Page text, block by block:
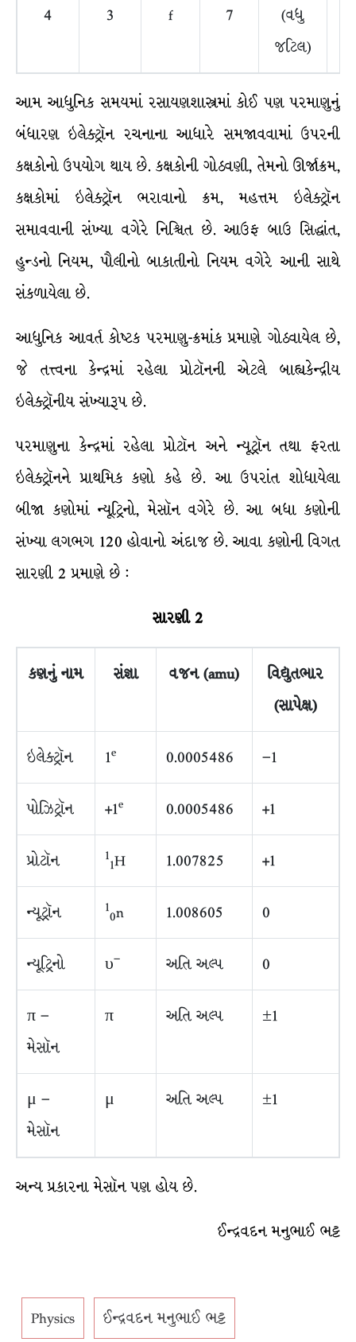
4 3 f 7
(વધુ
જટિલ)
આમ આધુનિક સમયમાં રસાયણશાસ્ત્રમાં કોઈ પણ પરમાણુનું
બંધારણ ઇલેક્ટ્રૉન રચનાના આધારે સમજાવવામાં ઉપરની
કક્ષકોનો ઉપયોગ થાય છે. કક્ષકોની ગોઠવણી, તેમનો ઊર્જાક્રમ,
કક્ષકોમાં ઇલેક્ટ્રૉન ભરાવાનો ક્રમ, મહત્તમ ઇલેક્ટ્રૉન
સમાવવાની સંખ્યા વગેરે નિશ્ચિત છે. આઉફ બાઉ સિદ્ધાંત,
હુન્ડનો નિયમ, પૌલીનો બાકાતીનો નિયમ વગેરે આની સાથે
સંકળાયેલા છે.
આધુનિક આવર્ત કોષ્ટક પરમાણુ-ક્રમાંક પ્રમાણે ગોઠવાયેલ છે,
જે તત્ત્વના કેન્દ્રમાં રહેલા પ્રોટૉનની એટલે બાહ્યકેન્દ્રીય
ઇલેક્ટ્રૉનીય સંખ્યારૂપ છે.
પરમાણુના કેન્દ્રમાં રહેલા પ્રોટૉન અને ન્યૂટ્રૉન તથા ફરતા
ઇલેક્ટ્રૉનને પ્રાથમિક કણો કહે છે. આ ઉપરાંત શોધાયેલા
બીજા કણોમાં ન્યૂટ્રિનો, મેસૉન વગેરે છે. આ બધા કણોની
સંખ્યા લગભગ 120 હોવાનો અંદાજ છે. આવા કણોની વિગત
સારણી 2 પ્રમાણે છે :
સારણી 2
કણનું નામ સંજ્ઞા વજન(amu)
વિદ્યુતભાર
(સાપેક્ષ)
ઇલેક્ટ્રૉન 1e 0.0005486 −1
પોઝિટ્રૉન +1e 0.0005486 +1
પ્રોટૉન 1
1H 1.007825 +1
ન્યૂટ્રૉન 1
0n 1.008605 0
ન્યૂટ્રિનો υ– અતિ અલ્પ 0
π –
મેસૉન
π અતિ અલ્પ ±1
μ –
મેસૉન
μ અતિ અલ્પ ±1
અન્ય પ્રકારના મેસૉન પણ હોય છે.
ઈન્દ્રવદન મનુભાઈ ભટ્ટ
Physics ઈન્દ્રવદન મનુભાઈ ભટ્ટ